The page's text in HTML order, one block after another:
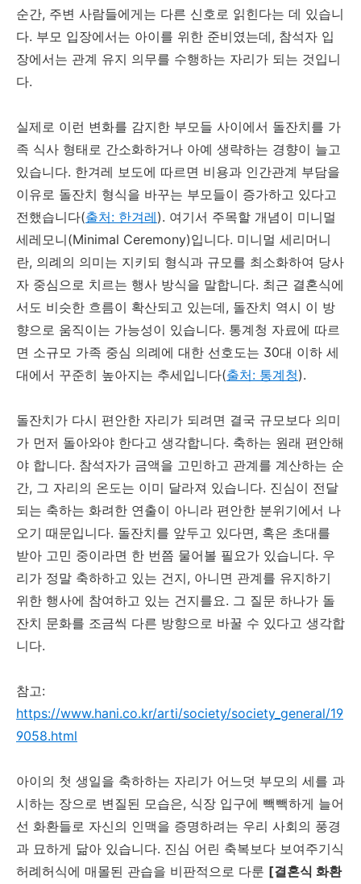
순간, 주변 사람들에게는 다른 신호로 읽힌다는 데 있습니
다. 부모 입장에서는 아이를 위한 준비였는데, 참석자 입
장에서는 관계 유지 의무를 수행하는 자리가 되는 것입니
다.
실제로 이런 변화를 감지한 부모들 사이에서 돌잔치를 가
족 식사 형태로 간소화하거나 아예 생략하는 경향이 늘고
있습니다. 한겨레 보도에 따르면 비용과 인간관계 부담을
이유로 돌잔치 형식을 바꾸는 부모들이 증가하고 있다고
전했습니다(출처: 한겨레). 여기서 주목할 개념이 미니멀
세레모니(Minimal Ceremony)입니다. 미니멀 세리머니
란, 의례의 의미는 지키되 형식과 규모를 최소화하여 당사
자 중심으로 치르는 행사 방식을 말합니다. 최근 결혼식에
서도 비슷한 흐름이 확산되고 있는데, 돌잔치 역시 이 방
향으로 움직이는 가능성이 있습니다. 통계청 자료에 따르
면 소규모 가족 중심 의례에 대한 선호도는 30대 이하 세
대에서 꾸준히 높아지는 추세입니다(출처: 통계청).
돌잔치가 다시 편안한 자리가 되려면 결국 규모보다 의미
가 먼저 돌아와야 한다고 생각합니다. 축하는 원래 편안해
야 합니다. 참석자가 금액을 고민하고 관계를 계산하는 순
간, 그 자리의 온도는 이미 달라져 있습니다. 진심이 전달
되는 축하는 화려한 연출이 아니라 편안한 분위기에서 나
오기 때문입니다. 돌잔치를 앞두고 있다면, 혹은 초대를
받아 고민 중이라면 한 번쯤 물어볼 필요가 있습니다. 우
리가 정말 축하하고 있는 건지, 아니면 관계를 유지하기
위한 행사에 참여하고 있는 건지를요. 그 질문 하나가 돌
잔치 문화를 조금씩 다른 방향으로 바꿀 수 있다고 생각합
니다.
참고:
https://www.hani.co.kr/arti/society/society_general/19
9058.html
아이의 첫 생일을 축하하는 자리가 어느덧 부모의 세를 과
시하는 장으로 변질된 모습은, 식장 입구에 빽빽하게 늘어
선 화환들로 자신의 인맥을 증명하려는 우리 사회의 풍경
과 묘하게 닮아 있습니다. 진심 어린 축복보다 보여주기식
허례허식에 매몰된 관습을 비판적으로 다룬 [결혼식 화환